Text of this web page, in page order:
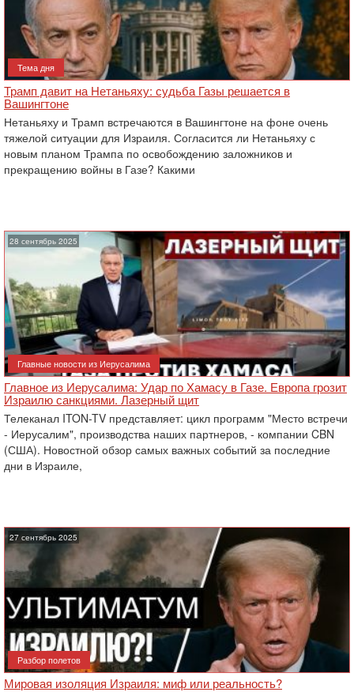
Тема дня
Трамп давит на Нетаньяху: судьба Газы решается в
Вашингтоне
Нетаньяху и Трамп встречаются в Вашингтоне на фоне очень
тяжелой ситуации для Израиля. Согласится ли Нетаньяху с
новым планом Трампа по освобождению заложников и
прекращению войны в Газе? Какими
28 сентябрь 2025
Главные новости из Иерусалима
Главное из Иерусалима: Удар по Хамасу в Газе. Европа грозит
Израилю санкциями. Лазерный щит
Телеканал ITON-TV представляет: цикл программ "Место встречи
- Иерусалим", производства наших партнеров, - компании CBN
(США). Новостной обзор самых важных событий за последние
дни в Израиле,
27 сентябрь 2025
Разбор полетов
Мировая изоляция Израиля: миф или реальность?